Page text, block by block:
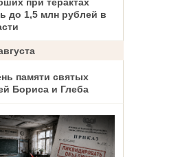
до 1,5 млн рублей в
памяти святых
Бориса и Глеба